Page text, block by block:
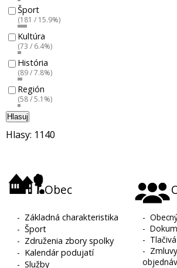
Šport
(181 / 15.9%)
Kultúra
(73 / 6.4%)
História
(89 / 7.8%)
Región
(58 / 5.1%)
Hlasuj
Hlasy: 1140
Obec
- Základná charakteristika
-Šport
- Združenia zbory spolky
- Kalendár podujatí
-Služby
-
-
- Tlačivá
-